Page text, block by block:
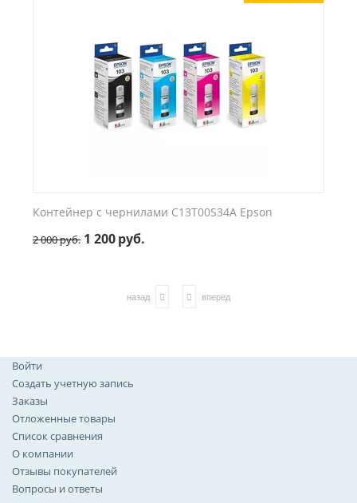
с чернилами C13T00S34A Epson
1 200руб.
назад вперед
Войти
Создать учетную запись
Заказы
Отложенные товары
Список сравнения
О компании
Отзывы покупателей
Вопросы и ответы